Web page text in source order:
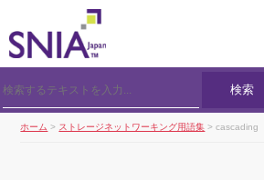
検索
ホーム > ストレージネットワーキング用語集 > cascading